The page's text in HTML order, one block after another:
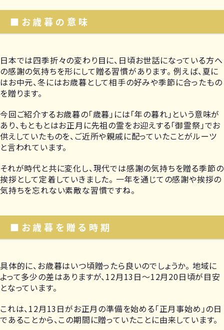
■お歳暮の意味
日本では四季折々の変わり目に、日頃お世話になっている方へ
の感謝の気持ちを形にして贈る習慣があります。 例えば、夏に
はお中元、冬にはお歳暮として相手の好みや季節に合ったもの
を贈ります。
今回ご紹介するお歳暮の「歳暮」には「年の暮れ」という意味が
あり、もともとはお正月に先祖の霊をお迎えする「御霊祭」でお
供えしていたものを、ご近所や親戚に配っていたことがルーツ
と言われています。
それが時代と共に変化し、現代では感謝の気持ちを贈る季節の
挨拶として定着していきました。 一年を通じての感謝や挨拶の
気持ちを忘れない素敵な習慣ですね。
■お歳暮を贈る時期
具体的に、お歳暮はいつ頃贈ったら良いのでしょうか。 地域に
よって多少の差はありますが、12月13日～12月20日頃が目安
となっています。
これは、12月13日がお正月の準備を始める「正月事始め」の日
であることから、この期間に贈っていたことに由来しています。